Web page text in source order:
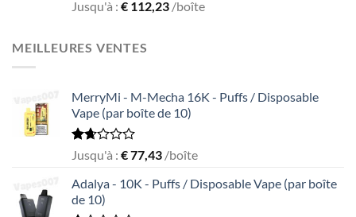
Rated
of
5
Jusqu'à : € 112,23 /boîte
MEILLEURES VENTES
MerryMi - M-Mecha 16K - Puffs / Disposable
Vape (par boîte de 10)
Rated
out
of
5
Jusqu'à : €77,43 /boîte
Adalya - 10K - Puffs / Disposable Vape (par boîte
de 10)